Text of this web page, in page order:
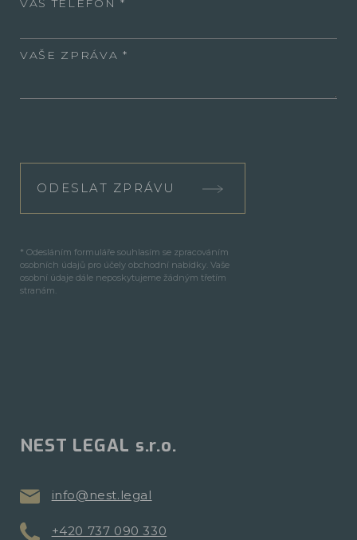
VÁŠ TELEFON
VAŠE ZPRÁVA
ODESLAT ZPRÁVU
* Odesláním formuláře souhlasím se zpracováním
osobních údajů pro účely obchodní nabídky. Vaše
osobní údaje dále neposkytujeme žádným třetím
stranám.
NEST LEGAL s.r.o.
info@nest.legal
+420 737 090 330